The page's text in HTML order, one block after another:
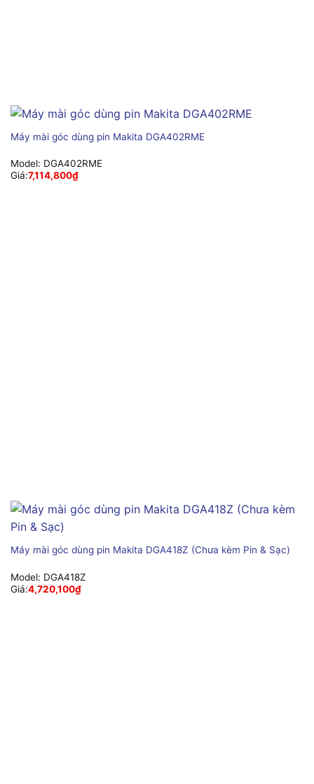
Máy mài góc dùng pin Makita DGA402RME
Model: DGA402RME
Giá:7,114,800₫
Máy mài góc dùng pin Makita DGA418Z (Chưa kèm Pin & Sạc)
Model: DGA418Z
Giá:4,720,100₫